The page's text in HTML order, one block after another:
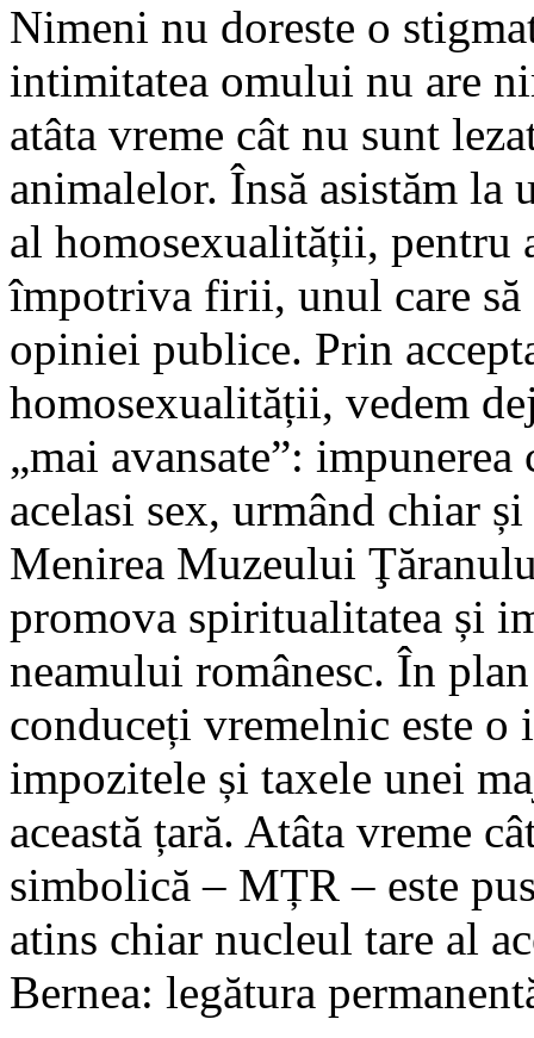
Nimeni nu doreste o
intimitatea omului nu are
atâta vreme cât nu sunt
animalelor. Însă asistăm la
al homosexualității, pentru
împotriva firii, unul care
opiniei publice. Prin
homosexualității, vedem
„mai avansate”:
acelasi sex, urmând chiar
Menirea Muzeului
promova spiritualitatea și
neamului românesc. În
conduceți vremelnic este
impozitele și taxele unei
această țară. Atâta vreme
simbolică – MȚR – este
atins chiar nucleul tare al
Bernea: legătura